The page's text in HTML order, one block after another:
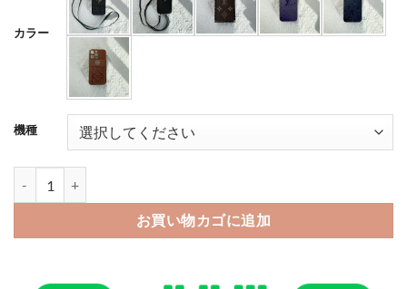
カラー
機種
お買い物カゴに追加